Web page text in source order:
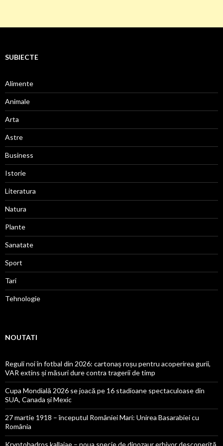
SUBIECTE
Alimente
Animale
Arta
Astre
Business
Istorie
Literatura
Natura
Plante
Sanatate
Sport
Tari
Tehnologie
NOUTATI
Reguli noi în fotbal din 2026: cartonaș roșu pentru acoperirea gurii,
VAR extins și măsuri dure contra tragerii de timp
Cupa Mondială 2026 se joacă pe 16 stadioane spectaculoase din
SUA, Canada și Mexic
27 martie 1918 – începutul României Mari: Unirea Basarabiei cu
România